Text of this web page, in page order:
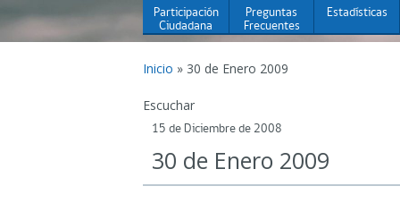
Participación
Ciudadana
Preguntas
Frecuentes
Estadísticas
Inicio » 30 de Enero 2009
Escuchar
15 de Diciembre de 2008
30 de Enero 2009